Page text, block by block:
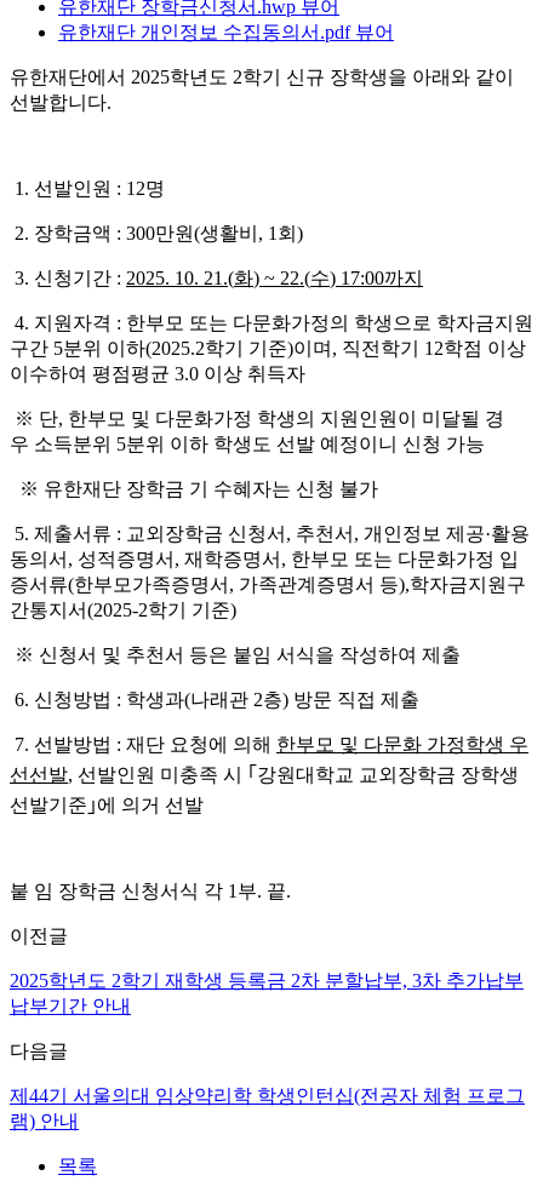
유한재단 장학금신청서.hwp 뷰어
유한재단 개인정보 수집동의서.pdf 뷰어
유한재단에서 2025학년도 2학기 신규 장학생을 아래와 같이
선발합니다.
1. 선발인원 : 12명
2. 장학금액 : 300만원(생활비, 1회)
3. 신청기간 : 2025. 10. 21.(화) ~ 22.(수) 17:00까지
4. 지원자격 : 한부모 또는 다문화가정의 학생으로 학자금지원
구간 5분위 이하(2025.2학기 기준)이며, 직전학기 12학점 이상
이수하여 평점평균 3.0 이상 취득자
※ 단, 한부모 및 다문화가정 학생의 지원인원이 미달될 경
우 소득분위 5분위 이하 학생도 선발 예정이니 신청 가능
※ 유한재단 장학금 기 수혜자는 신청 불가
5. 제출서류 : 교외장학금 신청서, 추천서, 개인정보 제공·활용
동의서, 성적증명서, 재학증명서, 한부모 또는 다문화가정 입
증서류(한부모가족증명서, 가족관계증명서 등),학자금지원구
간통지서(2025-2학기 기준)
※ 신청서 및 추천서 등은 붙임 서식을 작성하여 제출
6. 신청방법 : 학생과(나래관 2층) 방문 직접 제출
7. 선발방법 : 재단 요청에 의해 한부모 및 다문화 가정학생 우
선선발, 선발인원 미충족 시 ｢강원대학교 교외장학금 장학생
선발기준｣에 의거 선발
붙 임 장학금 신청서식 각 1부. 끝.
이전글
2025학년도 2학기 재학생 등록금 2차 분할납부, 3차 추가납부
납부기간 안내
다음글
제44기 서울의대 임상약리학 학생인턴십(전공자 체험 프로그
램) 안내
목록